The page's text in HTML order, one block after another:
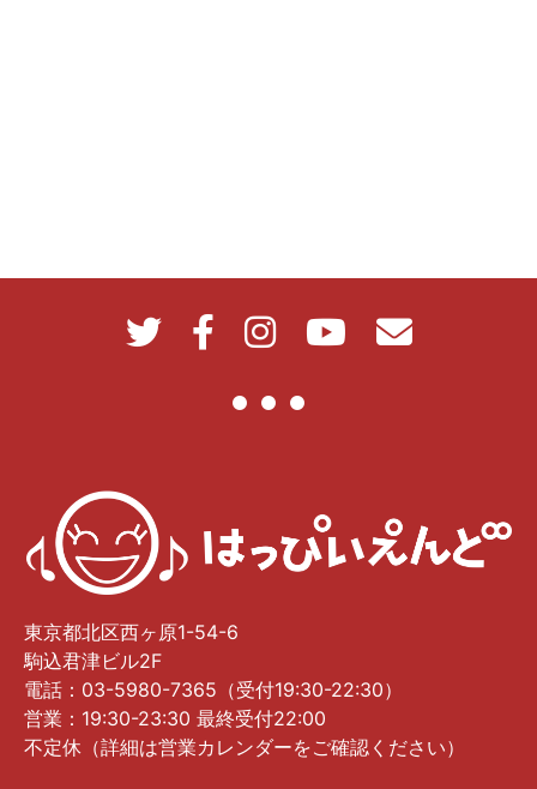
東京都北区西ヶ原1-54-6
駒込君津ビル2F
電話：03-5980-7365（受付19:30-22:30）
営業：19:30-23:30 最終受付22:00
不定休（詳細は営業カレンダーをご確認ください）